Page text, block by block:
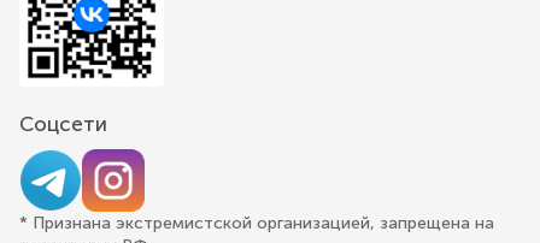
Соцсети
* Признана экстремистской организацией, запрещена на